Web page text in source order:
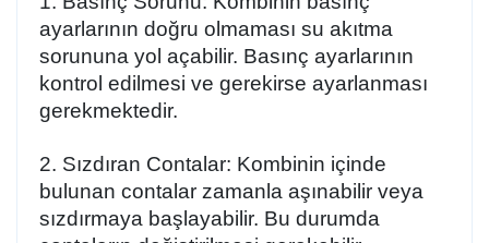
ayarlarının doğru olmaması su akıtma
sorununa yol açabilir. Basınç ayarlarının
kontrol edilmesi ve gerekirse ayarlanması
gerekmektedir.
2. Sızdıran Contalar: Kombinin içinde
bulunan contalar zamanla aşınabilir veya
sızdırmaya başlayabilir. Bu durumda